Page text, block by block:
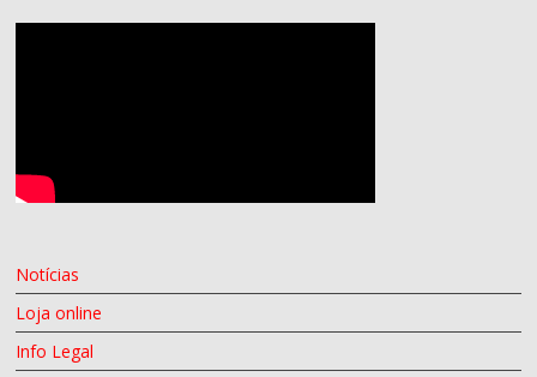
Notícias
Loja online
Info Legal